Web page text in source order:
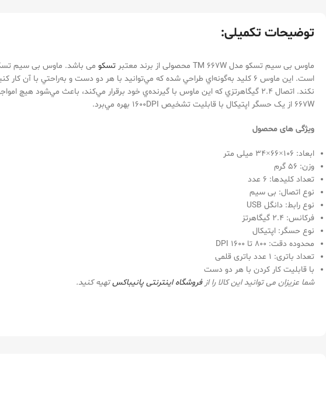
توضیحات تکمیلی:
ماوس بی سیم تسکو مدل TM 667W محصولی از برند معتبر تسکو
667W از يک حسگر اپتيکال با قابليت تشخيص 1600DPI بهره مي‌برد.
ویژگی های محصول
ابعاد: 106×66×34 میلی متر
وزن: 56 گرم
تعداد کلیدها: 6 عدد
نوع اتصال: بی سیم
نوع رابط: دانگل USB
فرکانس: 2.4 گیگاهرتز
نوع حسگر: اپتیکال
محدوده دقت: 800 تا 1600 DPI
تعداد باتری: 1 عدد باتری قلمی
با قابلیت کار کردن با هر دو دست
شما عزیزان می توانید این کالا را ازفروشگاه اینترنتی پانیباکستهیه کنید.